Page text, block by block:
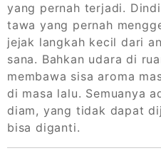
yang pernah terjadi.
tawa yang pernah
jejak langkah kecil dari
sana. Bahkan udara di
membawa sisa aroma
di masa lalu. Semuanya
diam, yang tidak dapat
bisa diganti.